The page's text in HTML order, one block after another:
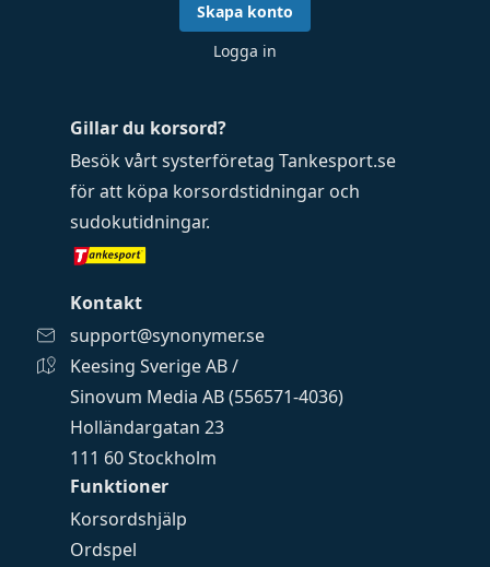
Funktioner
Korsordshjälp
Ordspel
Gillar du korsord?
Besök vårt systerföretag Tankesport.se
för att köpa korsordstidningar och
sudokutidningar.
Kontakt
support@synonymer.se
Keesing Sverige AB /
Sinovum Media AB (556571-4036)
Holländargatan 23
111 60 Stockholm
Skapa konto
Logga in